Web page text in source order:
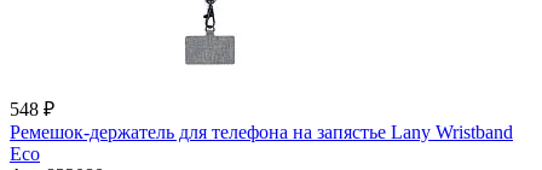
548 ₽
Ремешок-держатель для телефона на запястье Lany Wristband
Eco